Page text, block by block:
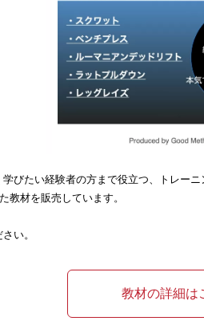
びたい経験者の方まで役立つ、トレー
教材を販売しています。
い。
教材の詳細は